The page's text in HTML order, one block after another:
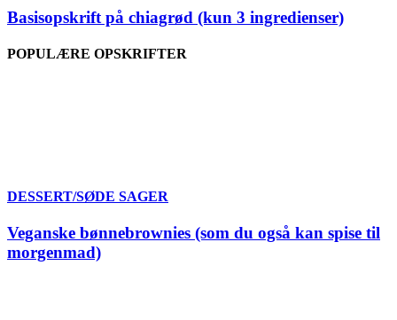
Basisopskrift på chiagrød (kun 3 ingredienser)
POPULÆRE OPSKRIFTER
DESSERT/SØDE SAGER
Veganske bønnebrownies (som du også kan spise til
morgenmad)